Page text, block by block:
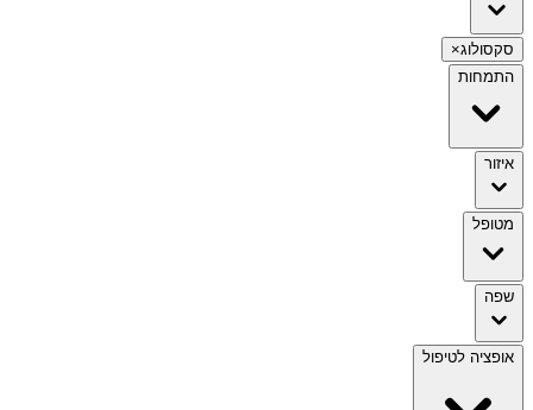
סקסולוג×
התמחות
איזור
מטופל
שפה
אופציה לטיפול